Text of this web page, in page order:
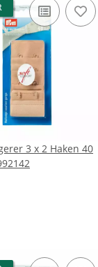
3 x 2 Haken 40